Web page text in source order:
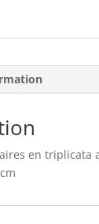
en triplicata